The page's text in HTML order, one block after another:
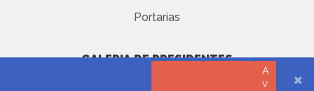
Portarias
GALERIA DE PRESIDENTES
A
v